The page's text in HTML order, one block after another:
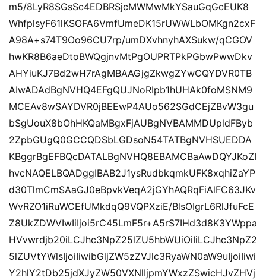
m5/8LyR8SGsSc4EDBRSjcMWMwMkYSauGqGcEUK8
WhfplsyF61lKSOFA6VmfUmeDK15rUWWLbOMKgn2cxF
A98A+s74T9Oo96CU7rp/umDXvhnyhAXSukw/qCGOV
hwKR8B6aeDtoBWQgjnvMtPgOUPRTPkPGbwPwwDkv
AHYiuKJ7Bd2wH7rAgMBAAGjgZkwgZYwCQYDVR0TB
AIwADAdBgNVHQ4EFgQUJNoRIpb1hUHAk0foMSNM9
MCEAv8wSAYDVR0jBEEwP4AUo562SGdCEjZBvW3gu
bSgUouX8bOhHKQaMBgxFjAUBgNVBAMMDUpldFByb
2ZpbGUgQ0GCCQDSbLGDsoN54TATBgNVHSUEDDA
KBggrBgEFBQcDATALBgNVHQ8EBAMCBaAwDQYJKoZI
hvcNAQELBQADggIBAB2J1ysRudbkqmkUFK8xqhiZaYP
d30TlmCmSAaGJ0eBpvkVeqA2jGYhAQRqFiAlFC63JKv
WvRZO1iRuWCEfUMkdqQ9VQPXziE/BlsOIgrL6RlJfuFcE
Z8UkZDWVIwIiIjoi5rC45LmF5r+A5rS7IHd3d8K3YWppa
HVvwrdjb20iLCJhc3NpZ25lZU5hbWUiOiIiLCJhc3NpZ2
5lZUVtYWlsIjoiIiwibGljZW5zZVJlc3RyaWN0aW9uIjoiIiwi
Y2hlY2tDb25jdXJyZW50VXNlIjpmYWxzZSwicHJvZHVj